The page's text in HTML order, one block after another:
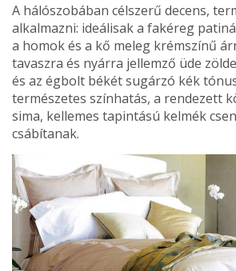
A hálószobában célszerű decens,
alkalmazni: ideálisak a fakéreg
a homok és a kő meleg krémszínű
tavaszra és nyárra jellemző üde
és az égbolt békét sugárzó kék
természetes szín­hatás, a rendezett
sima, kellemes tapintá­sú kelmék
csábítanak.